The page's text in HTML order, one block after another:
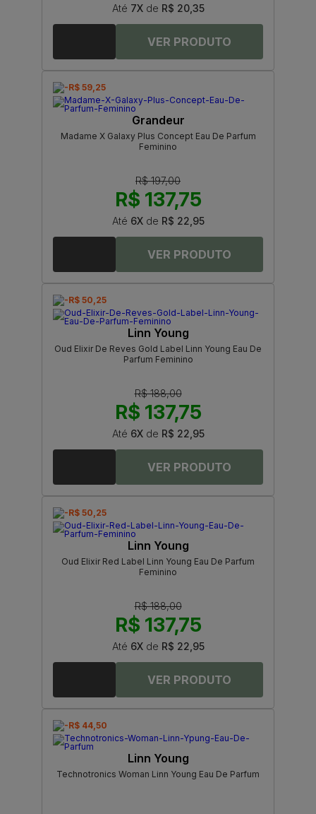
Até 7Xde R$ 20,35
-R$ 59,25
Grandeur
Madame X Galaxy Plus Concept Eau De Parfum
Feminino
R$ 197,00
R$ 137,75
Até 6Xde R$ 22,95
-R$ 50,25
Linn Young
Oud Elixir De Reves Gold Label Linn Young Eau De
Parfum Feminino
R$ 188,00
R$ 137,75
Até 6Xde R$ 22,95
-R$ 50,25
Linn Young
Oud Elixir Red Label Linn Young Eau De Parfum
Feminino
R$ 188,00
R$ 137,75
Até 6Xde R$ 22,95
-R$ 44,50
Linn Young
Technotronics Woman Linn Young Eau De Parfum